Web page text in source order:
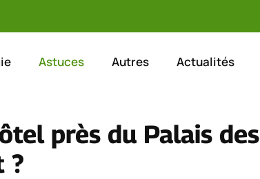
Astuces Autres Actualités
près du Palais des
?